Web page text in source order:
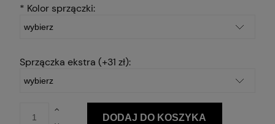
* Kolor sprzączki:
Sprzączka ekstra (+31 zł):
DODAJ DO KOSZYKA